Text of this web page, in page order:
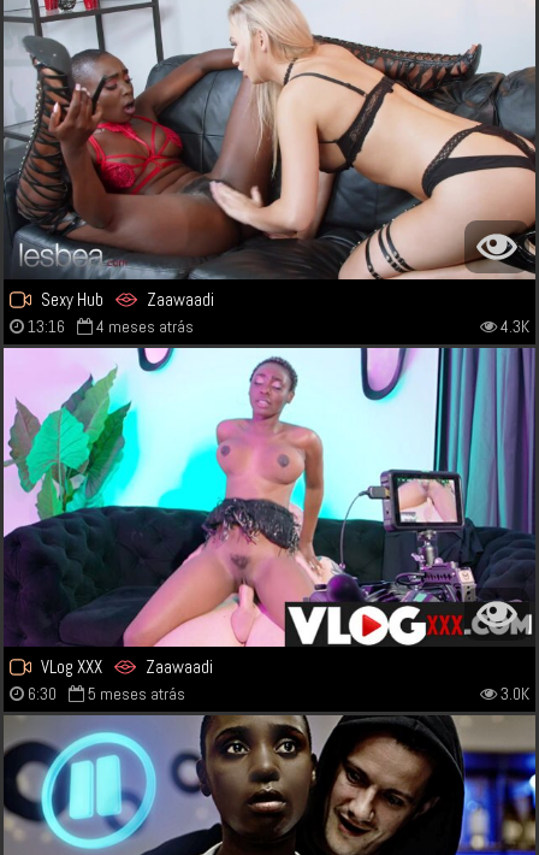
Sexy Hub Zaawaadi
13:16 4 meses atrás 4.3K
VLog XXX Zaawaadi
6:30 5 meses atrás 3.0K